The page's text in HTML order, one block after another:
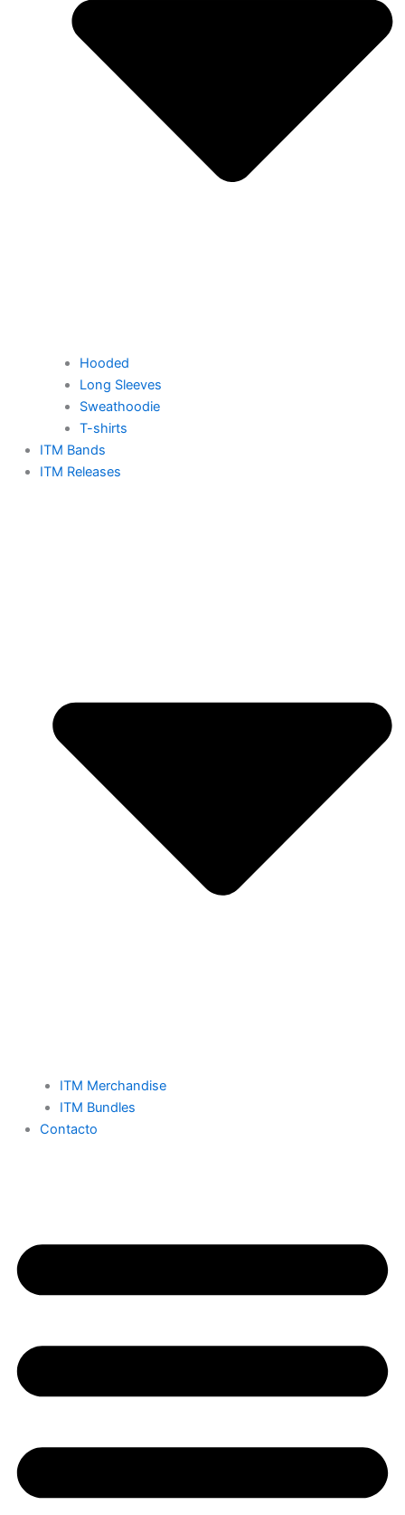
Hooded
Long Sleeves
Sweathoodie
T-shirts
ITM Bands
ITM Releases
ITM Merchandise
ITM Bundles
Contacto